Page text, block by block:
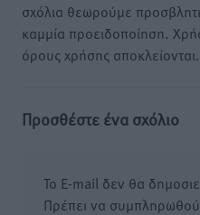
σχόλια θεωρούμε
καμμία προειδοποίηση.
όρους χρήσης αποκλείονται.
Προσθέστε ένα σχόλιο
Το E-mail δεν θα
Πρέπει να